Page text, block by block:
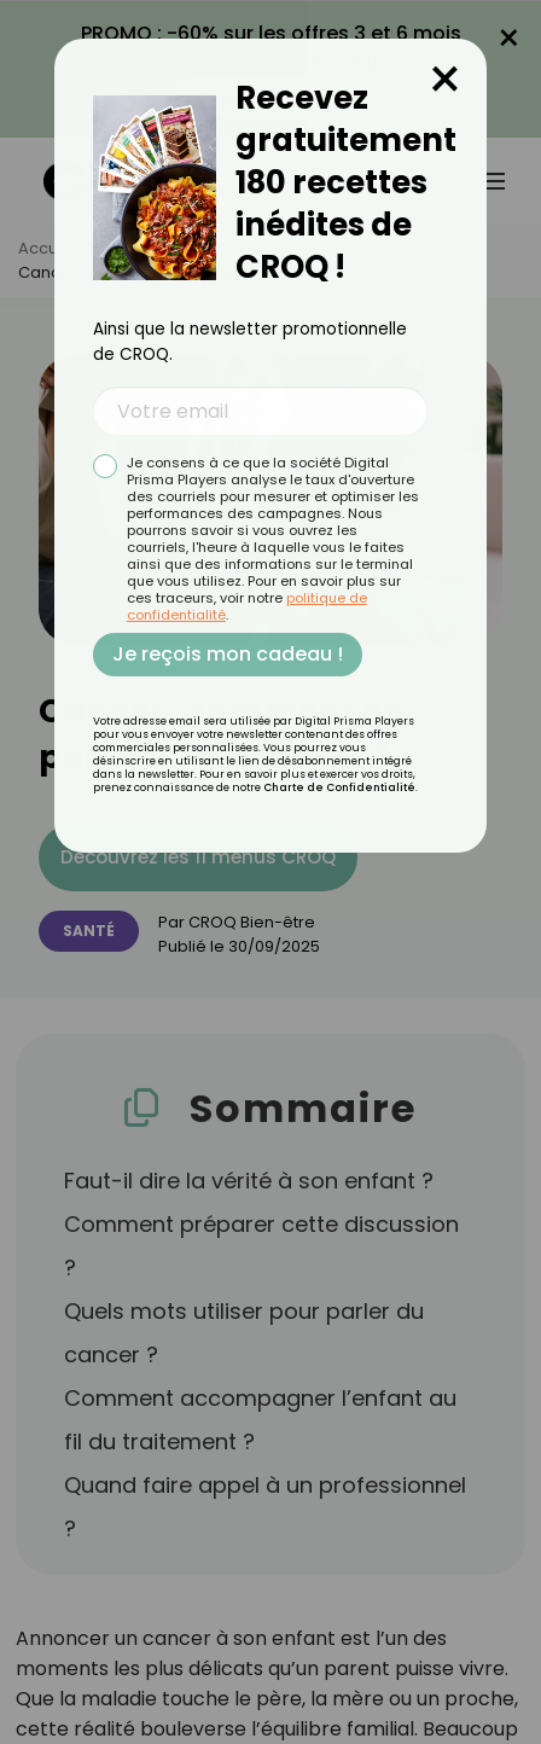
PROMO : -60% sur les offres 3 et 6 mois
VOIR LA PROMO
×
Accueil Actus
Santé
Cancer : Comment En Parler À Son Enfant ?
Cancer : comment en
parler à son enfant ?
Découvrez les 11 menus CROQ
SANTÉ Par CROQ Bien-être
Publié le 30/09/2025
Sommaire
Faut-il dire la vérité à son enfant ?
Comment préparer cette discussion
?
Quels mots utiliser pour parler du
cancer ?
Comment accompagner l’enfant au
fil du traitement ?
Quand faire appel à un professionnel
?
Annoncer un cancer à son enfant est l’un des
moments les plus délicats qu’un parent puisse vivre.
Que la maladie touche le père, la mère ou un proche,
cette réalité bouleverse l’équilibre familial. Beaucoup
Recevez
gratuitement
180 recettes
inédites de
CROQ !
×
Ainsi que la newsletter promotionnelle
de CROQ.
Je consens à ce que la société Digital
Prisma Players analyse le taux d'ouverture
des courriels pour mesurer et optimiser les
performances des campagnes. Nous
pourrons savoir si vous ouvrez les
courriels, l'heure à laquelle vous le faites
ainsi que des informations sur le terminal
que vous utilisez. Pour en savoir plus sur
ces traceurs, voir notre politique de
confidentialité.
Je reçois mon cadeau !
Votre adresse email sera utilisée par Digital Prisma Players
pour vous envoyer votre newsletter contenant des offres
commerciales personnalisées. Vous pourrez vous
désinscrire en utilisant le lien de désabonnement intégré
dans la newsletter. Pour en savoir plus et exercer vos droits,
prenez connaissance de notre Charte de Confidentialité.